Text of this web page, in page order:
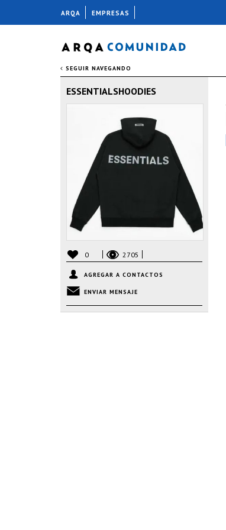
SEGUIR NAVEGANDO
ESSENTIALSHOODIES
0 2705
AGREGAR A CONTACTOS
ENVIAR MENSAJE
ARQA EMPRESAS